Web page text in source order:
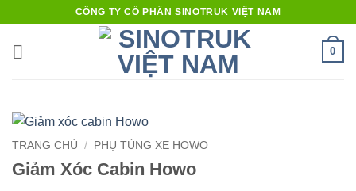
nội
CÔNG TY CỔ PHẦN SINOTRUK VIỆT NAM
0
TRANG CHỦ / PHỤ TÙNG XE HOWO
Giảm Xóc Cabin Howo